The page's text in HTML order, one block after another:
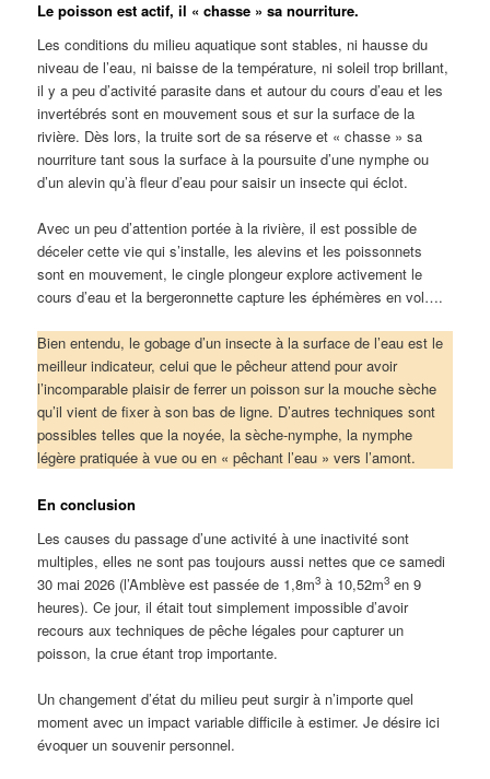
Le poisson est actif, il « chasse » sa nourriture.
Les conditions du milieu aquatique sont stables, ni hausse du
niveau de l’eau, ni baisse de la température, ni soleil trop brillant,
il y a peu d’activité parasite dans et autour du cours d’eau et les
invertébrés sont en mouvement sous et sur la surface de la
rivière. Dès lors, la truite sort de sa réserve et « chasse » sa
nourriture tant sous la surface à la poursuite d’une nymphe ou
d’un alevin qu’à fleur d’eau pour saisir un insecte qui éclot.
Avec un peu d’attention portée à la rivière, il est possible de
déceler cette vie qui s’installe, les alevins et les poissonnets
sont en mouvement, le cingle plongeur explore activement le
cours d’eau et la bergeronnette capture les éphémères en vol….
Bien entendu, le gobage d’un insecte à la surface de l’eau est le
meilleur indicateur, celui que le pêcheur attend pour avoir
l’incomparable plaisir de ferrer un poisson sur la mouche sèche
qu’il vient de fixer à son bas de ligne. D’autres techniques sont
possibles telles que la noyée, la sèche-nymphe, la nymphe
légère pratiquée à vue ou en « pêchant l’eau » vers l’amont.
En conclusion
Les causes du passage d’une activité à une inactivité sont
multiples, elles ne sont pas toujours aussi nettes que ce samedi
30 mai 2026 (l’Amblève est passée de 1,8m3 à 10,52m3 en 9
heures). Ce jour, il était tout simplement impossible d’avoir
recours aux techniques de pêche légales pour capturer un
poisson, la crue étant trop importante.
Un changement d’état du milieu peut surgir à n’importe quel
moment avec un impact variable difficile à estimer. Je désire ici
évoquer un souvenir personnel.